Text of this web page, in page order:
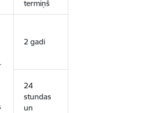
termiņš
2 gadi
24
stundas
un